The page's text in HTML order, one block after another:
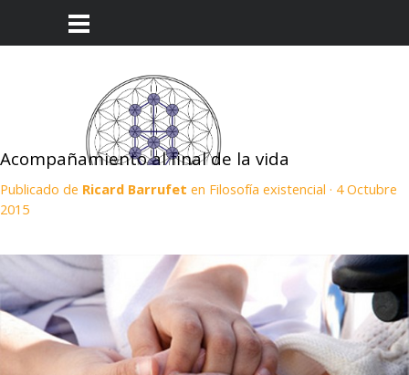
Acompañamiento al final de la vida
Publicado de Ricard Barrufet en Filosofía existencial · 4 Octubre
2015